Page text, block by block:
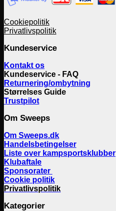
Cookiepolitik
Privatlivspolitik
Kundeservice
Kontakt os
Kundeservice - FAQ
Returnering/ombytning
Størrelses Guide
Trustpilot
Om Sweeps
Om Sweeps.dk
Handelsbetingelser
Liste over kampsportsklubber
Klubaftale
Sponsorater
Cookie politik
Privatlivspolitik
Kategorier